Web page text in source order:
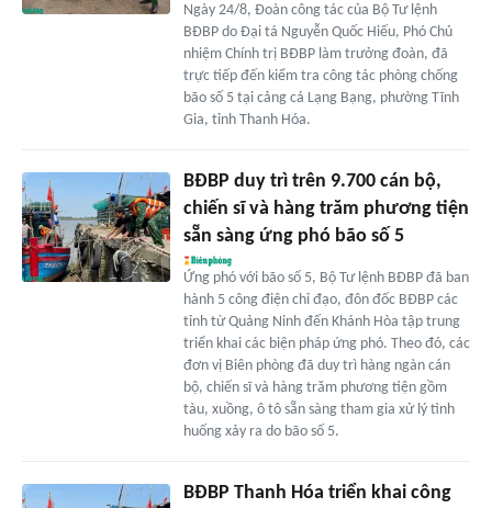
Ngày 24/8, Đoàn công tác của Bộ Tư lệnh
BĐBP do Đại tá Nguyễn Quốc Hiếu, Phó Chủ
nhiệm Chính trị BĐBP làm trưởng đoàn, đã
trực tiếp đến kiểm tra công tác phòng chống
bão số 5 tại cảng cá Lạng Bạng, phường Tĩnh
Gia, tỉnh Thanh Hóa.
BĐBP duy trì trên 9.700 cán bộ,
chiến sĩ và hàng trăm phương tiện
sẵn sàng ứng phó bão số 5
Ứng phó với bão số 5, Bộ Tư lệnh BĐBP đã ban
hành 5 công điện chỉ đạo, đôn đốc BĐBP các
tỉnh từ Quảng Ninh đến Khánh Hòa tập trung
triển khai các biện pháp ứng phó. Theo đó, các
đơn vị Biên phòng đã duy trì hàng ngàn cán
bộ, chiến sĩ và hàng trăm phương tiện gồm
tàu, xuồng, ô tô sẵn sàng tham gia xử lý tình
huống xảy ra do bão số 5.
BĐBP Thanh Hóa triển khai công